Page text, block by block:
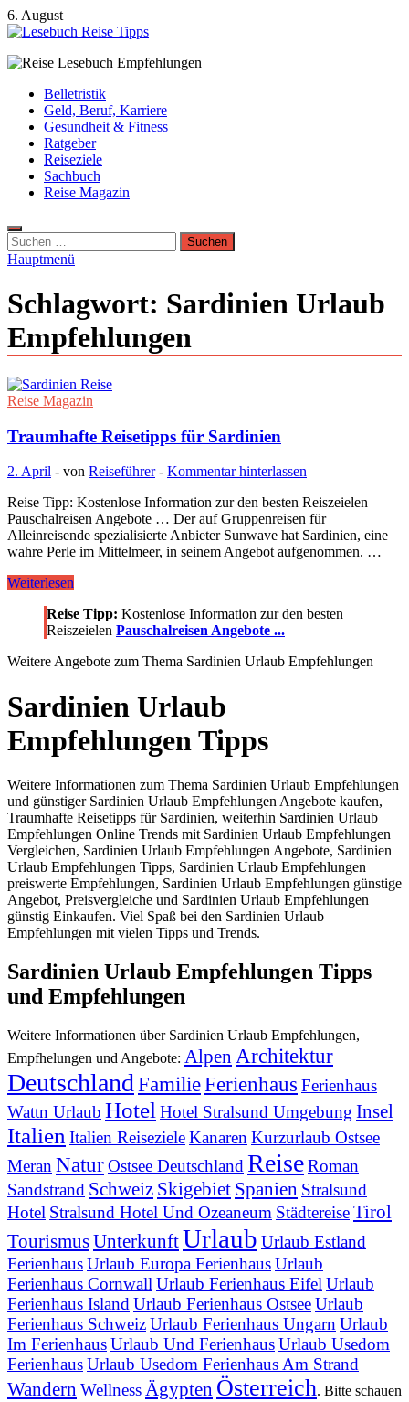
Zum
Inhalt
6. August
Lesebuch Reise Tipps
Belletristik
Geld, Beruf, Karriere
Gesundheit & Fitness
Ratgeber
Reiseziele
Sachbuch
Reise Magazin
Suchen
nach:
Hauptmenü
Schlagwort: Sardinien Urlaub
Empfehlungen
Reise Magazin
Traumhafte Reisetipps für Sardinien
2. April - von Reiseführer- Kommentar hinterlassen
Reise Tipp: Kostenlose Information zur den besten Reiszeielen
Pauschalreisen Angebote … Der auf Gruppenreisen für
Alleinreisende spezialisierte Anbieter Sunwave hat Sardinien, eine
wahre Perle im Mittelmeer, in seinem Angebot aufgenommen. …
Traumhafte
Sardinien
Weiterlesen
Reise Tipp: Kostenlose Information zur den besten
Reiszeielen Pauschalreisen Angebote ...
Weitere Angebote zum Thema Sardinien Urlaub Empfehlungen
Sardinien Urlaub
Empfehlungen Tipps
Weitere Informationen zum Thema Sardinien Urlaub Empfehlungen
und günstiger Sardinien Urlaub Empfehlungen Angebote kaufen,
Traumhafte Reisetipps für Sardinien, weiterhin Sardinien Urlaub
Empfehlungen Online Trends mit Sardinien Urlaub Empfehlungen
Vergleichen, Sardinien Urlaub Empfehlungen Angebote, Sardinien
Urlaub Empfehlungen Tipps, Sardinien Urlaub Empfehlungen
preiswerte Empfehlungen, Sardinien Urlaub Empfehlungen günstige
Angebot, Preisvergleiche und Sardinien Urlaub Empfehlungen
günstig Einkaufen. Viel Spaß bei den Sardinien Urlaub
Empfehlungen mit vielen Tipps und Trends.
Sardinien Urlaub Empfehlungen Tipps
und Empfehlungen
Weitere Informationen über Sardinien Urlaub Empfehlungen,
Empfhelungen und Angebote: Alpen Architektur
Deutschland FamilieFerienhaus Ferienhaus
Wattn Urlaub Hotel Hotel Stralsund Umgebung Insel
Italien Italien ReisezieleKanaren Kurzurlaub Ostsee
Meran NaturOstsee Deutschland ReiseRoman
Sandstrand Schweiz Skigebiet Spanien Stralsund
Hotel Stralsund Hotel Und Ozeaneum StädtereiseTirol
TourismusUnterkunftUrlaub Urlaub Estland
FerienhausUrlaub Europa FerienhausUrlaub
Ferienhaus Cornwall Urlaub Ferienhaus Eifel Urlaub
Ferienhaus Island Urlaub Ferienhaus OstseeUrlaub
Ferienhaus SchweizUrlaub Ferienhaus Ungarn Urlaub
Im FerienhausUrlaub Und FerienhausUrlaub Usedom
FerienhausUrlaub Usedom Ferienhaus Am Strand
Wandern WellnessÄgypten Österreich. Bitte schauen